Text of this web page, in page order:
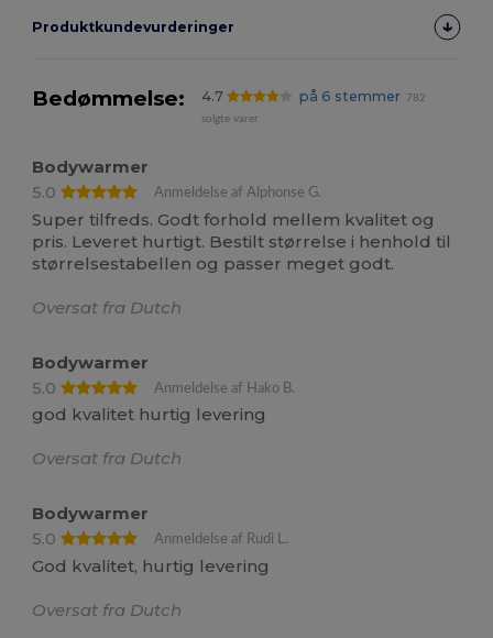
Produktkundevurderinger
Bedømmelse: 4.7 på 6 stemmer
782
solgte varer
Bodywarmer
5.0
Anmeldelse af Alphonse G.
Super tilfreds. Godt forhold mellem kvalitet og
pris. Leveret hurtigt. Bestilt størrelse i henhold til
størrelsestabellen og passer meget godt.
Oversat fra Dutch
Bodywarmer
5.0
Anmeldelse af Hako B.
god kvalitet hurtig levering
Oversat fra Dutch
Bodywarmer
5.0
Anmeldelse af Rudi L.
God kvalitet, hurtig levering
Oversat fra Dutch